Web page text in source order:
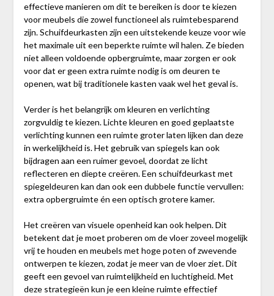
effectieve manieren om dit te bereiken is door te kiezen
voor meubels die zowel functioneel als ruimtebesparend
zijn. Schuifdeurkasten zijn een uitstekende keuze voor wie
het maximale uit een beperkte ruimte wil halen. Ze bieden
niet alleen voldoende opbergruimte, maar zorgen er ook
voor dat er geen extra ruimte nodig is om deuren te
openen, wat bij traditionele kasten vaak wel het geval is.
Verder is het belangrijk om kleuren en verlichting
zorgvuldig te kiezen. Lichte kleuren en goed geplaatste
verlichting kunnen een ruimte groter laten lijken dan deze
in werkelijkheid is. Het gebruik van spiegels kan ook
bijdragen aan een ruimer gevoel, doordat ze licht
reflecteren en diepte creëren. Een schuifdeurkast met
spiegeldeuren kan dan ook een dubbele functie vervullen:
extra opbergruimte én een optisch grotere kamer.
Het creëren van visuele openheid kan ook helpen. Dit
betekent dat je moet proberen om de vloer zoveel mogelijk
vrij te houden en meubels met hoge poten of zwevende
ontwerpen te kiezen, zodat je meer van de vloer ziet. Dit
geeft een gevoel van ruimtelijkheid en luchtigheid. Met
deze strategieën kun je een kleine ruimte effectief